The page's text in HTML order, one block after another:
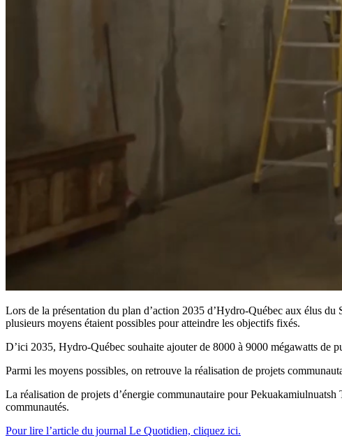
Lors de la présentation du plan d’action 2035 d’Hydro-Québec aux élus
plusieurs moyens étaient possibles pour atteindre les objectifs fixés.
D’ici 2035, Hydro-Québec souhaite ajouter de 8000 à 9000 mégawatts de
Parmi les moyens possibles, on retrouve la réalisation de projets
La réalisation de projets d’énergie communautaire pour
communautés.
Pour lire l’article du journal Le Quotidien, cliquez ici.